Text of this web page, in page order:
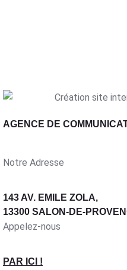
AGENCE DE
Notre Adresse
143 AV. EMILE ZOLA,
13300 SALON-DE-
Appelez-nous
PAR ICI !